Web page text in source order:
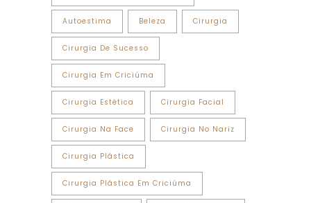
Autoestima Beleza Cirurgia
Cirurgia De Sucesso
Cirurgia Em Criciúma
Cirurgia Estética Cirurgia Facial
Cirurgia Na Face Cirurgia No Nariz
Cirurgia Plástica
Cirurgia Plástica Em Criciúma